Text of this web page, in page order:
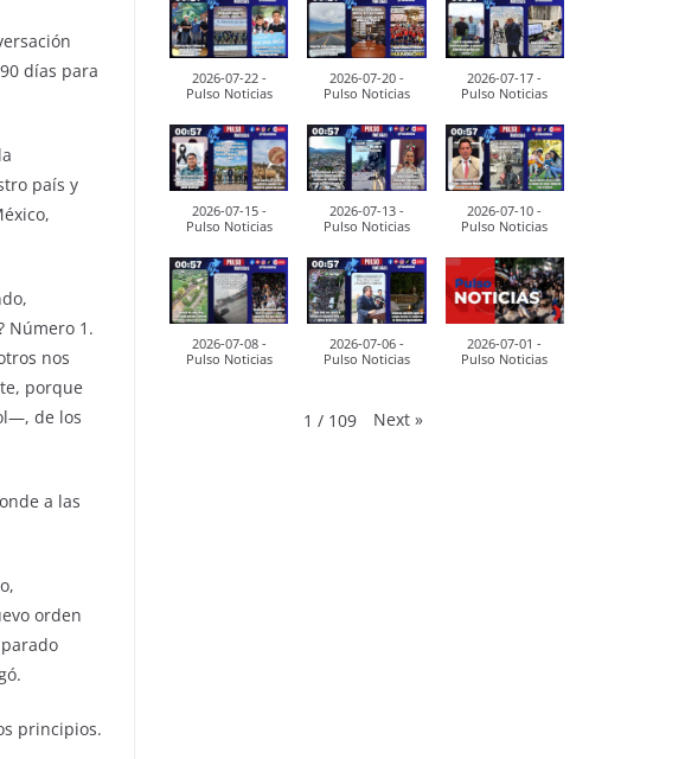
días para
país y
Número 1.
nos
porque
de los
a las
orden
principios.
2026-07-22 -
Pulso Noticias
2026-07-20 -
Pulso Noticias
2026-07-17 -
Pulso Noticias
2026-07-15 -
Pulso Noticias
2026-07-13 -
Pulso Noticias
2026-07-10 -
Pulso Noticias
2026-07-08 -
Pulso Noticias
2026-07-06 -
Pulso Noticias
2026-07-01 -
Pulso Noticias
1 / 109 Next »